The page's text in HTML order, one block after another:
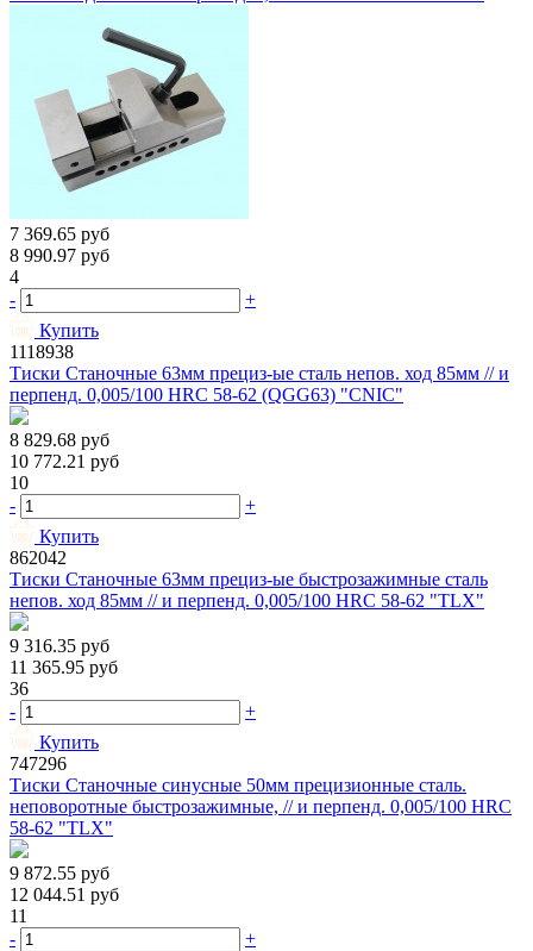
7 369.65 руб
8 990.97 руб
4
-
+
Купить
1118938
Тиски Станочные 63мм прециз-ые сталь непов. ход 85мм // и
перпенд. 0,005/100 HRС 58-62 (QGG63) "CNIC"
8 829.68 руб
10 772.21 руб
10
-
+
Купить
862042
Тиски Станочные 63мм прециз-ые быстрозажимные сталь
непов. ход 85мм // и перпенд. 0,005/100 HRС 58-62 "TLX"
9 316.35 руб
11 365.95 руб
36
-
+
Купить
747296
Тиски Станочные синусные 50мм прецизионные сталь.
неповоротные быстрозажимные, // и перпенд. 0,005/100 HRС
58-62 "TLX"
9 872.55 руб
12 044.51 руб
11
-
+